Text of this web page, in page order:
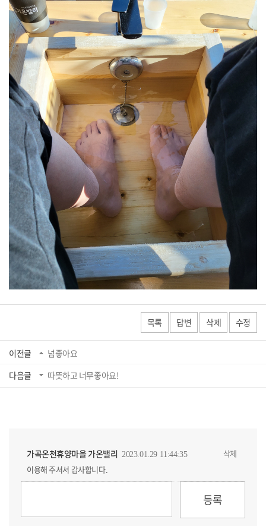
목록 답변 삭제 수정
이전글
넘좋아요
다음글
따뜻하고 너무좋아요!
가곡온천휴양마을 가온밸리 2023.01.29 11:44:35
이용해 주셔서 감사합니다.
삭제